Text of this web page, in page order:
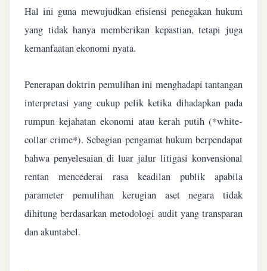
Hal ini guna mewujudkan efisiensi penegakan hukum
yang tidak hanya memberikan kepastian, tetapi juga
kemanfaatan ekonomi nyata.
Penerapan doktrin pemulihan ini menghadapi tantangan
interpretasi yang cukup pelik ketika dihadapkan pada
rumpun kejahatan ekonomi atau kerah putih (*white-
collar crime*). Sebagian pengamat hukum berpendapat
bahwa penyelesaian di luar jalur litigasi konvensional
rentan mencederai rasa keadilan publik apabila
parameter pemulihan kerugian aset negara tidak
dihitung berdasarkan metodologi audit yang transparan
dan akuntabel.